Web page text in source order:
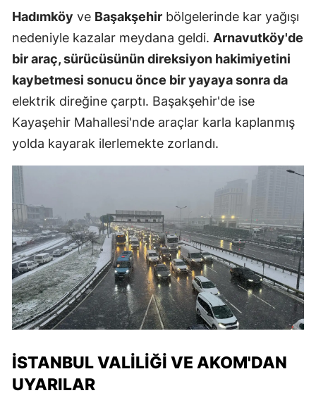
Hadımköy ve Başakşehir bölgelerinde kar yağışı
nedeniyle kazalar meydana geldi. Arnavutköy'de
bir araç, sürücüsünün direksiyon hakimiyetini
kaybetmesi sonucu önce bir yayaya sonra da
elektrik direğine çarptı. Başakşehir'de ise
Kayaşehir Mahallesi'nde araçlar karla kaplanmış
yolda kayarak ilerlemekte zorlandı.
İSTANBUL VALILIĞI VE AKOM'DAN
UYARILAR